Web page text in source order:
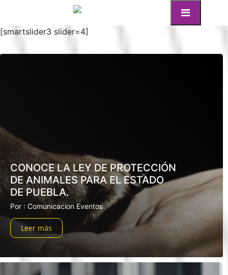
[smartslider3 slider=4]
CONOCE LA LEY DE PROTECCIÓN
DE ANIMALES PARA EL ESTADO
DE PUEBLA.
Por : Comunicacion Eventos
Leer más